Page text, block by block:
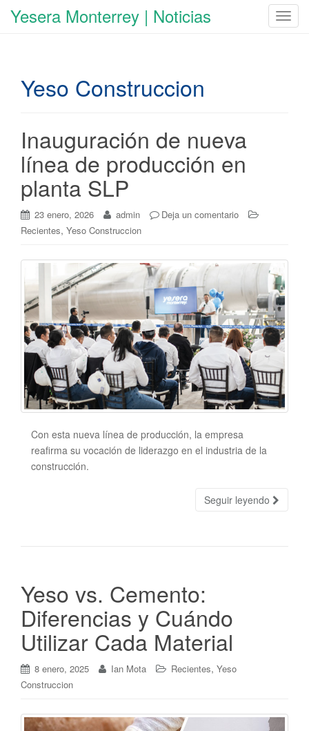
C
ó
Yesera Monterrey | Noticias
Yeso Construccion
Inauguración de nueva
línea de producción en
planta SLP
23 enero, 2026 admin
Deja un comentario
Recientes, Yeso Construccion
Con esta nueva línea de producción, la empresa
reafirma su vocación de liderazgo en el industria de la
construcción.
Seguir leyendo
Yeso vs. Cemento:
Diferencias y Cuándo
Utilizar Cada Material
8 enero, 2025 Ian Mota Recientes, Yeso
Construccion